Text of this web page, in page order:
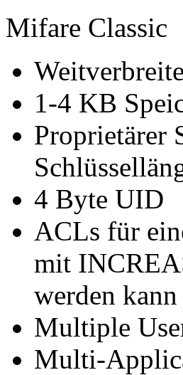
Mifare Classic
1-4 KB
Proprietärer
4 Byte UID
ACLs für
mit
werden kann
Multiple
Multi-